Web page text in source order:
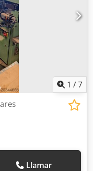
1 /7
Llamar